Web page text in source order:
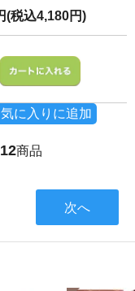
(税込4,180円)
に入りに追加
商品
次へ